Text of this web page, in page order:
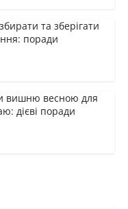
та зберігати
поради
вишню весною для
дієві поради